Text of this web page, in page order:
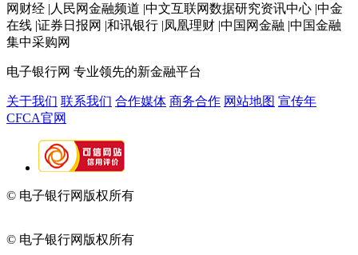
网财经 |人民网金融频道 |中文互联网数据研究资讯中心 |中金
在线 |证券日报网 |和讯银行 |凤凰理财 |中国网金融 |中国金融
集中采购网
电子银行网 专业领先的新金融平台
关于我们 联系我们 合作媒体 商务合作 网站地图 宣传年
CFCA官网
© 电子银行网版权所有
© 电子银行网版权所有